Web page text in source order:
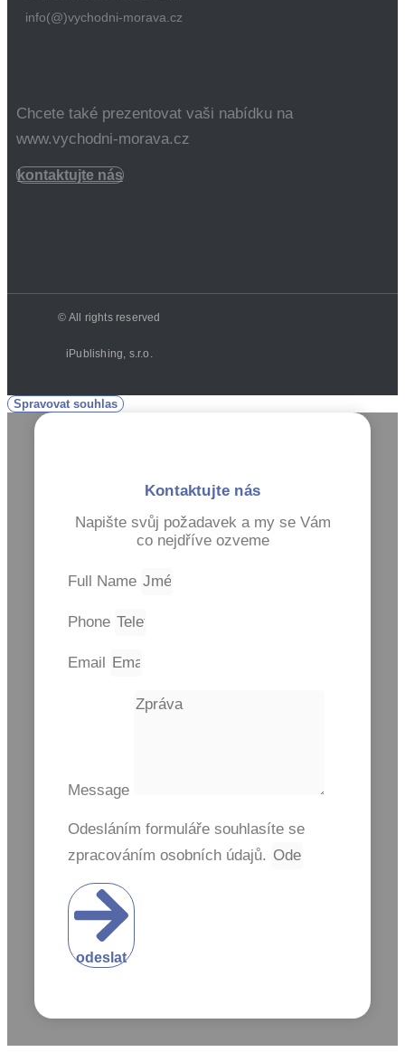
info(@)vychodni-morava.cz
Chcete také prezentovat vaši nabídku na
www.vychodni-morava.cz
kontaktujte nás
© All rights reserved
iPublishing, s.r.o.
Spravovat souhlas
Kontaktujte nás
Napište svůj požadavek a my se Vám
co nejdříve ozveme
Full Name
Phone
Email
Message
Odesláním formuláře souhlasíte se
zpracováním osobních údajů.
odeslat